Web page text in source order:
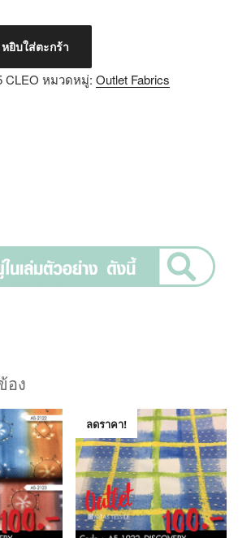
หยิบใส่ตะกร้า
CLEO หมวดหมู่: Outlet Fabrics
อง
ลดราคา!